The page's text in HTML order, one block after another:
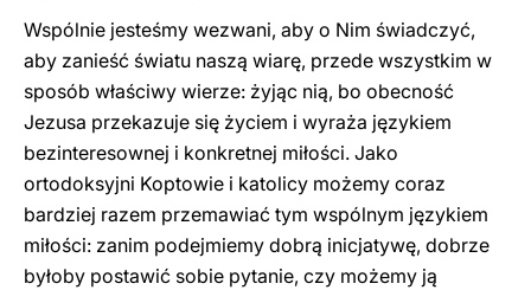
Wspólnie jesteśmy wezwani, aby o Nim świadczyć,
aby zanieść światu naszą wiarę, przede wszystkim w
sposób właściwy wierze: żyjąc nią, bo obecność
Jezusa przekazuje się życiem i wyraża językiem
bezinteresownej i konkretnej miłości. Jako
ortodoksyjni Koptowie i katolicy możemy coraz
bardziej razem przemawiać tym wspólnym językiem
miłości: zanim podejmiemy dobrą inicjatywę, dobrze
byłoby postawić sobie pytanie, czy możemy ją